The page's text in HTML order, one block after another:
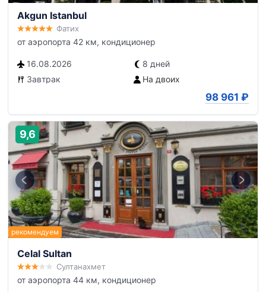
Akgun Istanbul
Фатих
от аэропорта 42 км, кондиционер
16.08.2026
8 дней
Завтрак
На двоих
98 961 ₽
9,6
Celal Sultan
Султанахмет
от аэропорта 44 км, кондиционер